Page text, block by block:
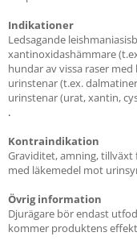
Indikationer
Ledsagande
xantinoxidashämmare
hundar av vissa raser
urinstenar (t.ex.
urinstenar (urat, xantin,
.
Kontraindikation
Graviditet, amning,
med läkemedel mot
Övrig information
Djurägare bör endast
kommer produktens